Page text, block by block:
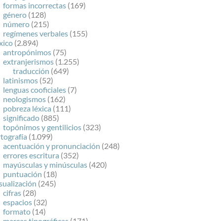
formas incorrectas (169)
género (128)
número (215)
regímenes verbales (155)
(2.894)
antropónimos (75)
extranjerismos (1.255)
traducción (649)
latinismos (52)
lenguas cooficiales (7)
neologismos (162)
pobreza léxica (111)
significado (885)
topónimos y gentilicios (323)
(1.099)
acentuación y pronunciación (248)
errores escritura (352)
mayúsculas y minúsculas (420)
puntuación (18)
(245)
cifras (28)
espacios (32)
formato (14)